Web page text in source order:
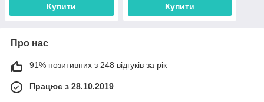
Купити Купити
Про нас
91% позитивних з 248 відгуків за рік
Працює з 28.10.2019